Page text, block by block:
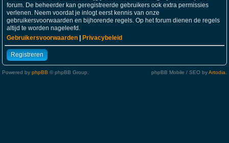
forum. De beheerder kan geregistreerde gebruikers ook extra permissies
verlenen. Neem voordat je inlogt eerst kennis van onze
gebruikersvoorwaarden en bijhorende regels. Op het forum dienen de regels
altijd te worden nageleefd.
Gebruikersvoorwaarden
Privacybeleid
Registreren
Powered by phpBB © phpBB Group. phpBB Mobile / SEO byArtodia